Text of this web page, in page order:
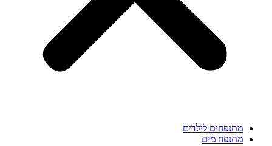
מתנפחים לילדים
מתנפח מים